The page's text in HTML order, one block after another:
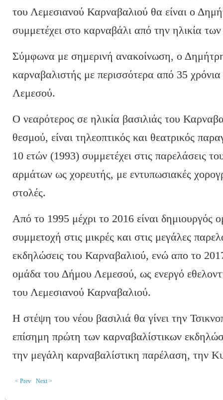
του Λεμεσιανού Καρναβαλιού θα είναι ο
συμμετέχει στο καρναβάλι από την ηλικία
Σύμφωνα με σημερινή ανακοίνωση, ο
καρναβαλιστής με περισσότερα από 35
Λεμεσού.
Ο νεαρότερος σε ηλικία βασιλιάς του
θεσμού, είναι τηλεοπτικός και θεατρικός
10 ετών (1993) συμμετέχει στις παρελάσεις
αρμάτων ως χορευτής, με εντυπωσιακές
στολές.
Από το 1995 μέχρι το 2016 είναι δημιουργός
συμμετοχή στις μικρές και στις μεγάλες
εκδηλώσεις του Καρναβαλιού, ενώ απο το
ομάδα του Δήμου Λεμεσού, ως ενεργό
του Λεμεσιανού Καρναβαλιού.
Η στέψη του νέου βασιλιά θα γίνει την
επίσημη πρώτη των καρναβαλίστικων
την μεγάλη καρναβαλίστικη παρέλαση, την
< Prev Next >